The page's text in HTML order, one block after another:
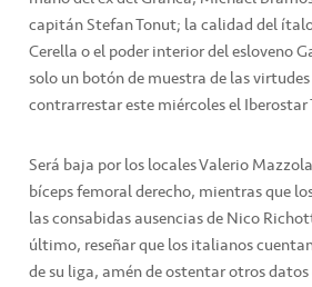
capitán Stefan Tonut; la calidad del
Cerella o el poder interior del esloveno
solo un botón de muestra de las
contrarrestar este miércoles el Iberostar
Será baja por los locales Valerio
bíceps femoral derecho, mientras que
las consabidas ausencias de Nico
último, reseñar que los italianos
de su liga, amén de ostentar otros